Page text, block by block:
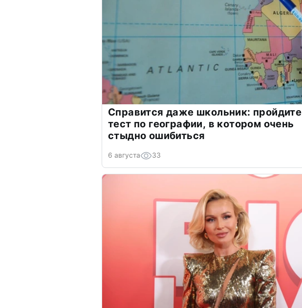
Справится даже школьник: пройдите
тест по географии, в котором очень
стыдно ошибиться
6 августа 33